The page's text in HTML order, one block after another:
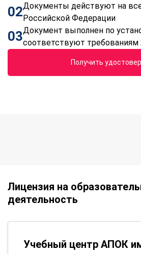
02Документы действуют на
Российской Федерации
03Документ выполнен по
соответствуют
Получить
Лицензия на
деятельность
Учебный центр АПОК